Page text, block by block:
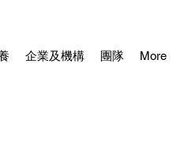
企業及機構 團隊 More